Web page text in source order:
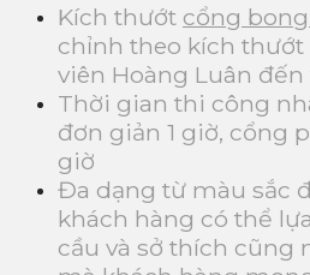
Kích thướt cổng
chỉnh theo kích thướt
viên Hoàng Luân
Thời gian thi công
đơn giản 1 giờ, cổng
giờ
Đa dạng từ màu sắc
khách hàng có thể
cầu và sở thích cũng